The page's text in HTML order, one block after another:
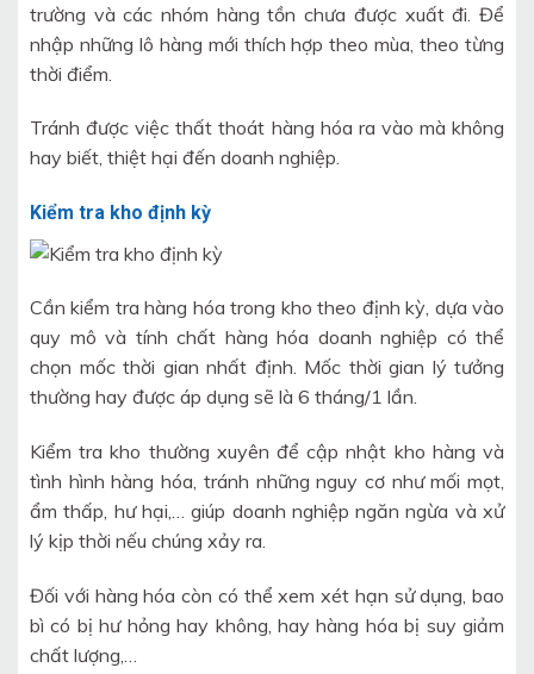
trường và các nhóm hàng tồn chưa được xuất đi. Để
nhập những lô hàng mới thích hợp theo mùa, theo từng
thời điểm.
Tránh được việc thất thoát hàng hóa ra vào mà không
hay biết, thiệt hại đến doanh nghiệp.
Kiểm tra kho định kỳ
Cần kiểm tra hàng hóa trong kho theo định kỳ, dựa vào
quy mô và tính chất hàng hóa doanh nghiệp có thể
chọn mốc thời gian nhất định. Mốc thời gian lý tưởng
thường hay được áp dụng sẽ là 6 tháng/1 lần.
Kiểm tra kho thường xuyên để cập nhật kho hàng và
tình hình hàng hóa, tránh những nguy cơ như mối mọt,
ẩm thấp, hư hại,… giúp doanh nghiệp ngăn ngừa và xử
lý kịp thời nếu chúng xảy ra.
Đối với hàng hóa còn có thể xem xét hạn sử dụng, bao
bì có bị hư hỏng hay không, hay hàng hóa bị suy giảm
chất lượng,…